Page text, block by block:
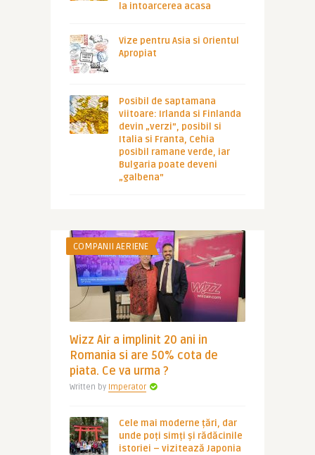
la intoarcerea acasa
Vize pentru Asia si Orientul
Apropiat
Posibil de saptamana
viitoare: Irlanda si Finlanda
devin „verzi”, posibil si
Italia si Franta, Cehia
posibil ramane verde, iar
Bulgaria poate deveni
„galbena”
COMPANII AERIENE
Wizz Air a implinit 20 ani in
Romania si are 50% cota de
piata. Ce va urma ?
Written by Imperator
Cele mai moderne țări, dar
unde poți simți și rădăcinile
istoriei – vizitează Japonia